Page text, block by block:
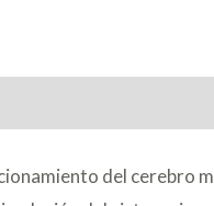
del cerebro